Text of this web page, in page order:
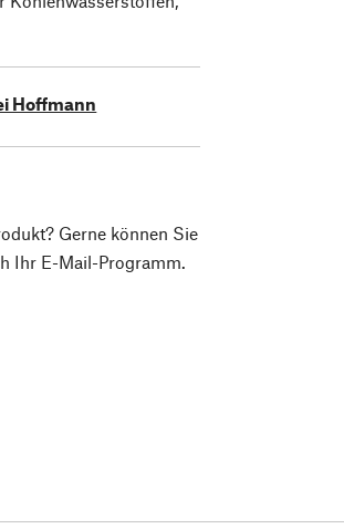
Hoffmann
Gerne können Sie
Ihr E-Mail-Programm.